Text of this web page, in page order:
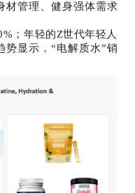
材管理、健身强体需求
；年轻的Z世代年轻人
势显示，“电解质水”销